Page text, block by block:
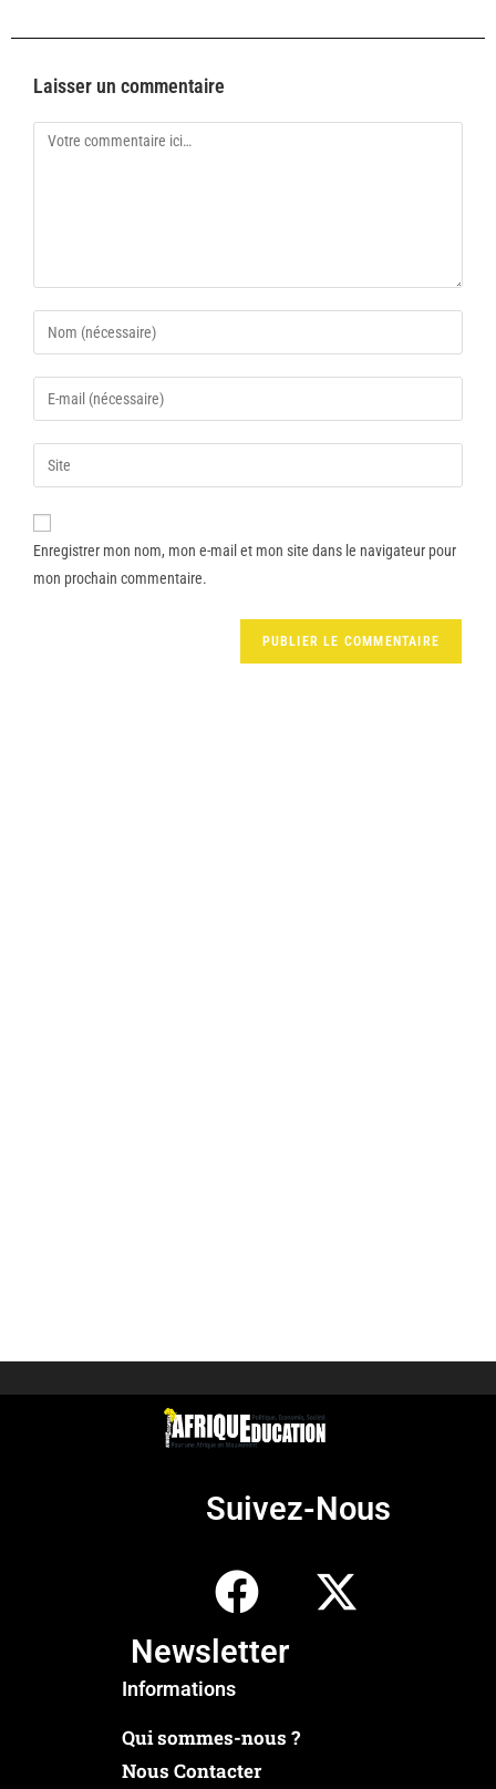
Laisser un commentaire
Enregistrer mon nom, mon e-mail et mon site dans le navigateur pour
mon prochain commentaire.
Suivez-Nous
Newsletter
Informations
Qui sommes-nous ?
Nous Contacter